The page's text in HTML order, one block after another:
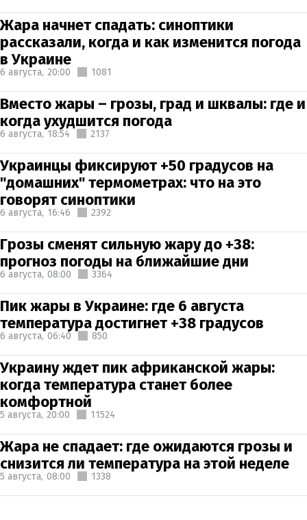
Жара начнет спадать: синоптики
рассказали, когда и как изменится погода
в Украине
6 августа, 20:00 1081
Вместо жары – грозы, град и шквалы: где и
когда ухудшится погода
6 августа, 18:54 2137
Украинцы фиксируют +50 градусов на
"домашних" термометрах: что на это
говорят синоптики
6 августа, 16:46 2392
Грозы сменят сильную жару до +38:
прогноз погоды на ближайшие дни
6 августа, 08:00 3364
Пик жары в Украине: где 6 августа
температура достигнет +38 градусов
6 августа, 06:40 850
Украину ждет пик африканской жары:
когда температура станет более
комфортной
5 августа, 20:00 11524
Жара не спадает: где ожидаются грозы и
снизится ли температура на этой неделе
5 августа, 08:00 1338